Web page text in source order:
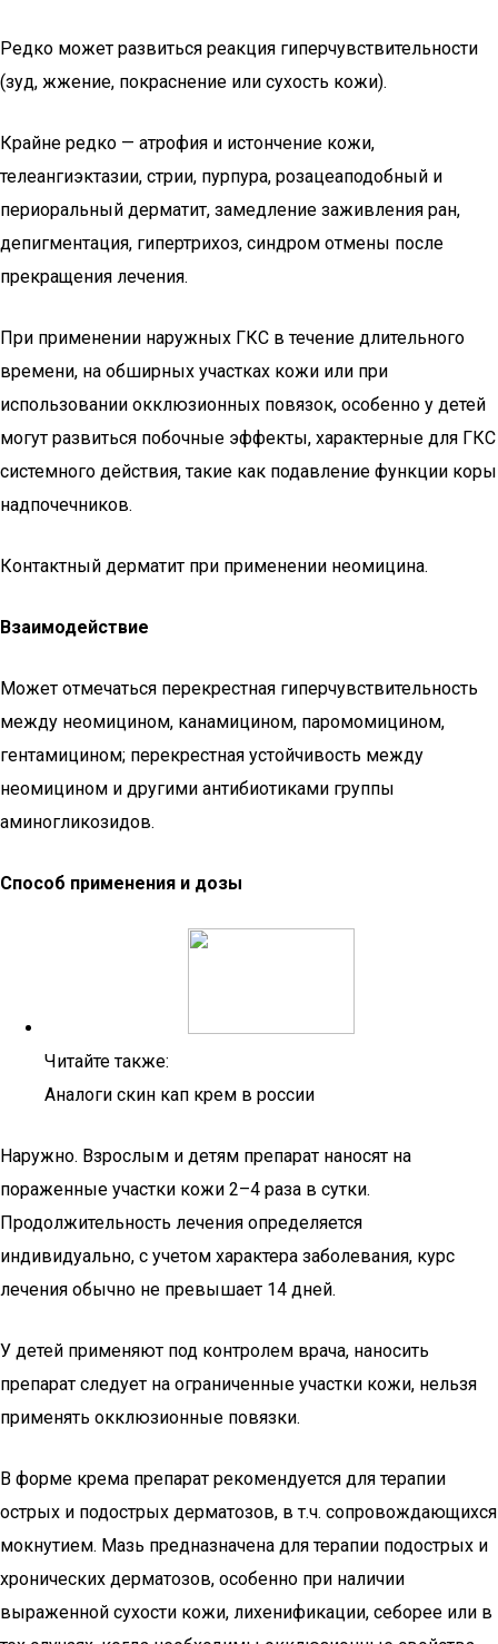
Редко может развиться реакция гиперчувствительности
(зуд, жжение, покраснение или сухость кожи).
Крайне редко — атрофия и истончение кожи,
телеангиэктазии, стрии, пурпура, розацеаподобный и
периоральный дерматит, замедление заживления ран,
депигментация, гипертрихоз, синдром отмены после
прекращения лечения.
При применении наружных ГКС в течение длительного
времени, на обширных участках кожи или при
использовании окклюзионных повязок, особенно у детей
могут развиться побочные эффекты, характерные для ГКС
системного действия, такие как подавление функции коры
надпочечников.
Контактный дерматит при применении неомицина.
Взаимодействие
Может отмечаться перекрестная гиперчувствительность
между неомицином, канамицином, паромомицином,
гентамицином; перекрестная устойчивость между
неомицином и другими антибиотиками группы
аминогликозидов.
Способ применения и дозы
Читайте также:
Аналоги скин кап крем в россии
Наружно. Взрослым и детям препарат наносят на
пораженные участки кожи 2–4 раза в сутки.
Продолжительность лечения определяется
индивидуально, с учетом характера заболевания, курс
лечения обычно не превышает 14 дней.
У детей применяют под контролем врача, наносить
препарат следует на ограниченные участки кожи, нельзя
применять окклюзионные повязки.
В форме крема препарат рекомендуется для терапии
острых и подострых дерматозов, в т.ч. сопровождающихся
мокнутием. Мазь предназначена для терапии подострых и
хронических дерматозов, особенно при наличии
выраженной сухости кожи, лихенификации, себорее или в